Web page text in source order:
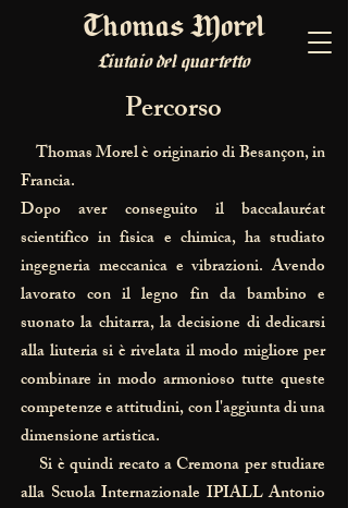
Thomas Morel
Liutaio del quartetto
Percorso
Thomas Morel è originario di Besançon, in
Francia.
Dopo aver conseguito il baccalauréat
scientifico in fisica e chimica, ha studiato
ingegneria meccanica e vibrazioni. Avendo
lavorato con il legno fin da bambino e
suonato la chitarra, la decisione di dedicarsi
alla liuteria si è rivelata il modo migliore per
combinare in modo armonioso tutte queste
competenze e attitudini, con l'aggiunta di una
dimensione artistica.
Si è quindi recato a Cremona per studiare
alla Scuola Internazionale IPIALL Antonio